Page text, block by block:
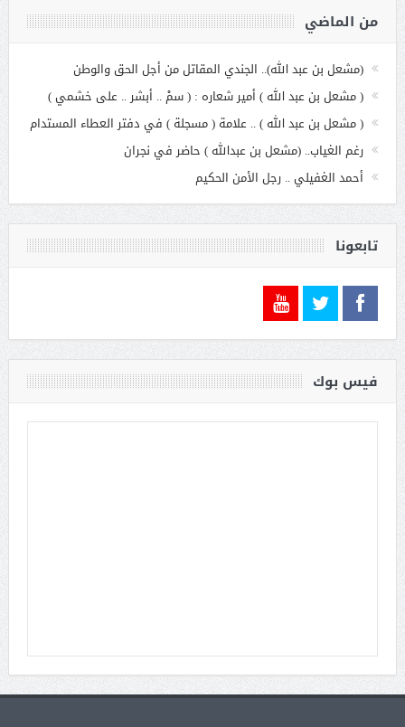
من الماضي
(مشعل بن عبد الله).. الجندي المقاتل من أجل الحق والوطن
( مشعل بن عبد الله ) أمير شعاره : ( سمْ .. أبشر .. على خشمي )
( مشعل بن عبد الله ) .. علامة ( مسجلة ) في دفتر العطاء المستدام
رغم الغياب.. (مشعل بن عبدالله ) حاضر في نجران
أحمد الغفيلي .. رجل الأمن الحكيم
تابعونا
فيس بوك